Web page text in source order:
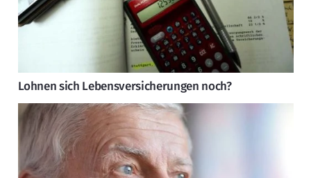
Lohnen sich Lebensversicherungen noch?